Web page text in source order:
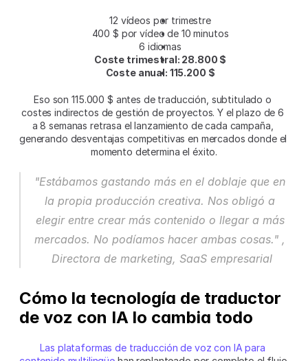
12 vídeos por trimestre
400 $ por vídeo de 10 minutos
6 idiomas
Coste trimestral: 28.800 $
Coste anual: 115.200 $
Eso son 115.000 $ antes de traducción, subtitulado o
costes indirectos de gestión de proyectos. Y el plazo de 6
a 8 semanas retrasa el lanzamiento de cada campaña,
generando desventajas competitivas en mercados donde el
momento determina el éxito.
"Estábamos gastando más en el doblaje que en
la propia producción creativa. Nos obligó a
elegir entre crear más contenido o llegar a más
mercados. No podíamos hacer ambas cosas." ,
Directora de marketing, SaaS empresarial
Cómo la tecnología de traductor
de voz con IA lo cambia todo
Las plataformas de traducción de voz con IA para